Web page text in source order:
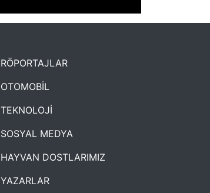
RÖPORTAJLAR
OTOMOBİL
TEKNOLOJİ
SOSYAL MEDYA
HAYVAN DOSTLARIMIZ
YAZARLAR